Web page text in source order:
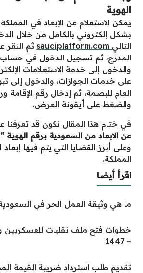
الهوية
يمكن الاستعلام عن الإبعاد في المملكة
بشكل إلكتروني بالكامل من خلال
التالي
ثم النقر
المدرج، ثم تسجيل الدخول في حساب
والدخول إلى خدمة الاستعلامات
على خدمات الجوازات، والدخول إلى
العام للبصمة، ثم إدخال رقم الإقامة
والضغط على أيقونة العرض.
في ختام هذا المقال نكون قد تعرفنا
عن الابعاد من السعودية برقم الهوية
وعلى أبرز القضايا التي يتم فيها
المملكة.
اقرأ أيضا
ما هي وثيقة العمل الحر في
– 1447
تقديم طلب استرداد ضريبة القيمة